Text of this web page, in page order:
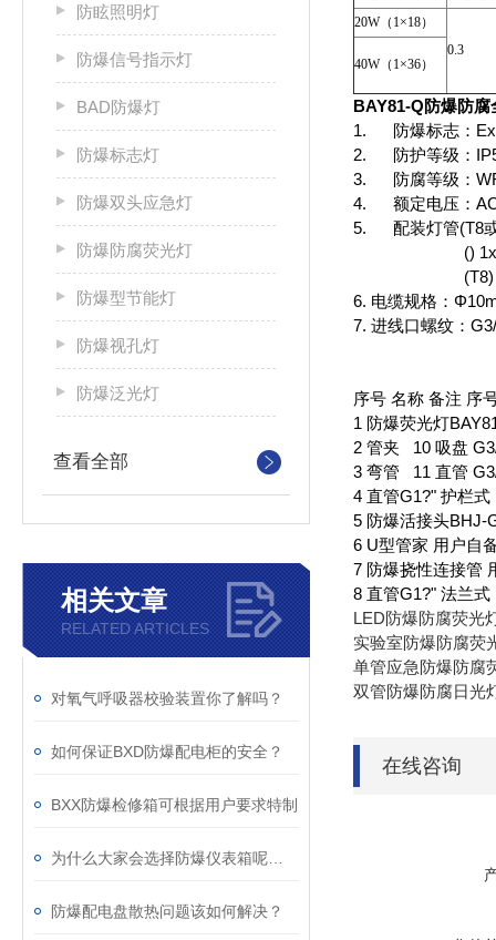
防眩照明灯
防爆信号指示灯
BAD防爆灯
防爆标志灯
防爆双头应急灯
防爆防腐荧光灯
防爆型节能灯
防爆视孔灯
防爆泛光灯
查看全部
相关文章
RELATED ARTICLES
对氧气呼吸器校验装置你了解吗？
如何保证BXD防爆配电柜的安全？
BXX防爆检修箱可根据用户要求特制
防爆配电盘散热问题该如何解决？
20W（1×18）
0.3
40W（1×36）
BAY81-Q防爆防
1. 防爆标志：
2. 防护等级：
3. 防腐等级：
4. 额定电压：
5. 配装灯管(T8
() 1x28W
(T8)
6. 电缆规格：
7. 进线口螺纹：
序号 名称 备注 序
1 防爆荧光灯
2 管夹 10 吸盘
3 弯管 11 直管
4 直管G1?" 护栏式
5 防爆活接头
6 U型管家 用户自
7 防爆挠性连接管
8 直管G1?" 法兰
LED防爆防腐荧光
实验室防爆防腐荧
单管应急防爆防腐
双管防爆防腐日光
在线咨询